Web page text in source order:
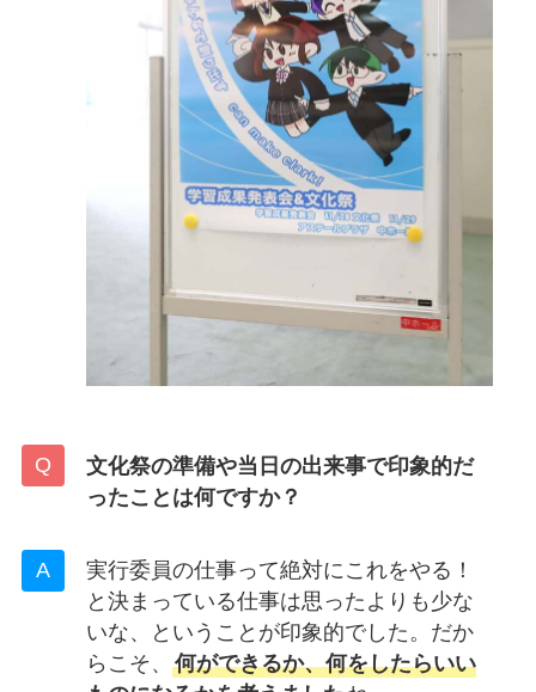
文化祭の準備や当日の出来事で印象的だ
ったことは何ですか？
実行委員の仕事って絶対にこれをやる！
と決まっている仕事は思ったよりも少な
いな、ということが印象的でした。だか
らこそ、 何ができるか、何をしたらいい